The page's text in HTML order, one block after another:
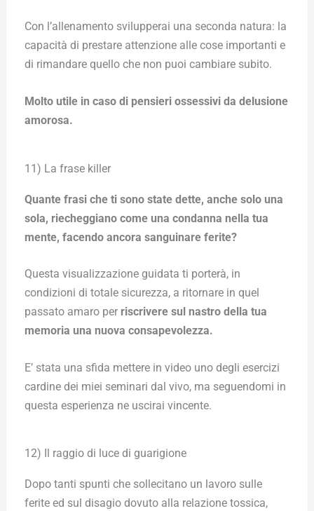
Con l’allenamento svilupperai una seconda natura: la
capacità di prestare attenzione alle cose importanti e
di rimandare quello che non puoi cambiare subito.
Molto utile in caso di pensieri ossessivi da delusione
amorosa.
11) La frase killer
Quante frasi che ti sono state dette, anche solo una
sola, riecheggiano come una condanna nella tua
mente, facendo ancora sanguinare ferite?
Questa visualizzazione guidata ti porterà, in
condizioni di totale sicurezza, a ritornare in quel
passato amaro per riscrivere sul nastro della tua
memoria una nuova consapevolezza.
E’ stata una sfida mettere in video uno degli esercizi
cardine dei miei seminari dal vivo, ma seguendomi in
questa esperienza ne uscirai vincente.
12) Il raggio di luce di guarigione
Dopo tanti spunti che sollecitano un lavoro sulle
ferite ed sul disagio dovuto alla relazione tossica,